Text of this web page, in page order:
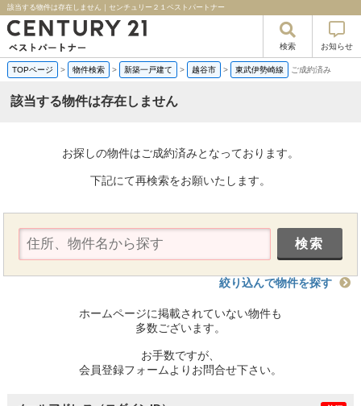
該当する物件は存在しません｜センチュリー２１ベストパートナー
検索 お知らせ
TOPページ > 物件検索 > 新築一戸建て > 越谷市 > 東武伊勢崎線 ご成約済み
該当する物件は存在しません
お探しの物件はご成約済みとなっております。
下記にて再検索をお願いたします。
絞り込んで物件を探す
ホームページに掲載されていない物件も
多数ございます。
お手数ですが、
会員登録フォームよりお問合せ下さい。